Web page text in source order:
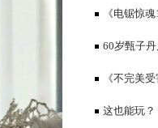
《电锯惊
60岁甄子
咖云集，儿
《不完美
恨陷害，成
这也能玩